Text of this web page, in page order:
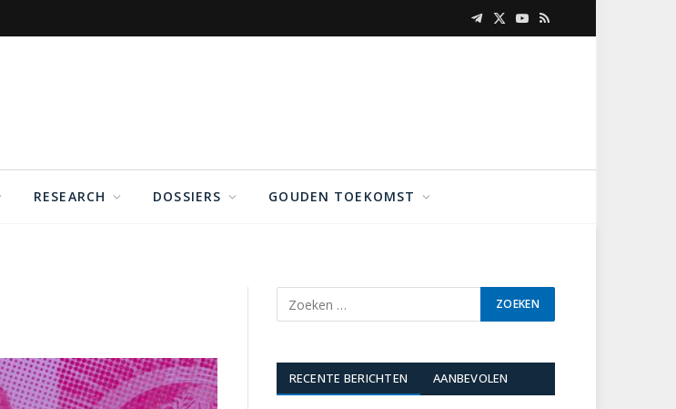
Telegram
X
YouTube
RSS
RESEARCH DOSSIERS GOUDEN TOEKOMST
RECENTE BERICHTEN AANBEVOLEN